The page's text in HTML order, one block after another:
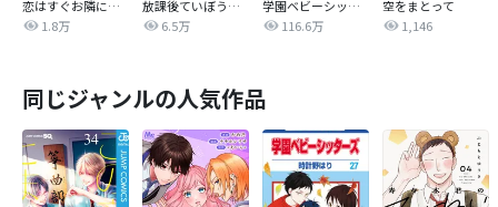
恋はすぐお隣に【タテヨミ】
1.8万
放課後ていぼう日誌
6.5万
学園ベビーシッターズ
116.6万
空をまとって
1,146
同じジャンルの人気作品